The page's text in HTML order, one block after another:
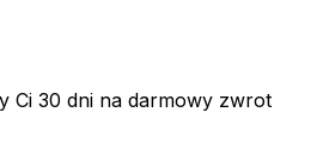
Ci 30 dni na darmowy zwrot